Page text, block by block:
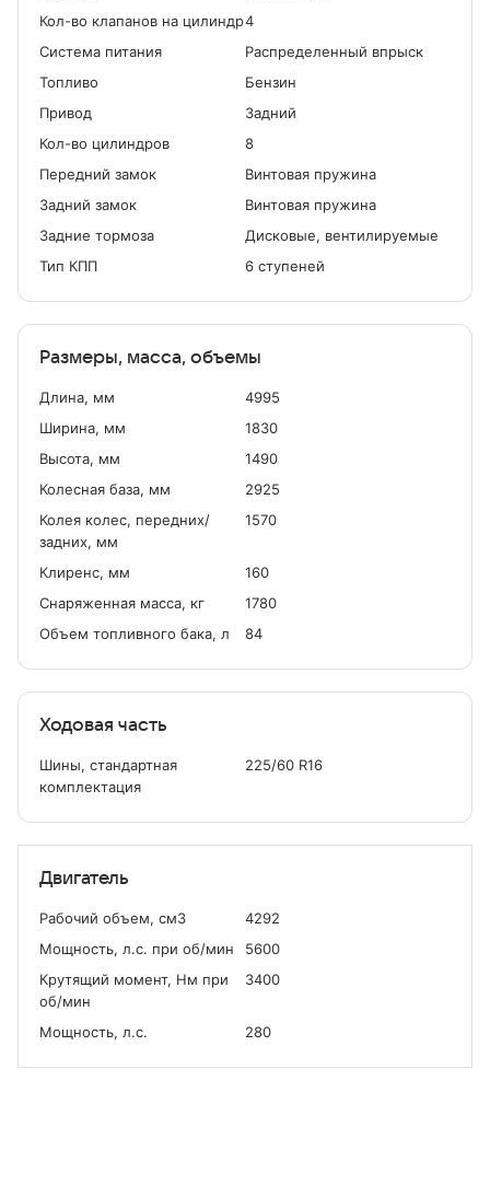
Кол-во клапанов на цилиндр4
Система питания
Распределенный впрыск
Топливо
Бензин
Привод
Задний
Кол-во цилиндров
8
Передний замок
Винтовая пружина
Задний замок
Винтовая пружина
Задние тормоза
Дисковые, вентилируемые
Тип КПП
6 ступеней
Размеры, масса, объемы
Длина, мм
4995
Ширина, мм
1830
Высота, мм
1490
Колесная база, мм
2925
Колея колес, передних/
задних, мм
1570
Клиренс, мм
160
Снаряженная масса, кг
1780
Объем топливного бака, л
84
Ходовая часть
Шины, стандартная
комплектация
225/60 R16
Двигатель
Рабочий объем, см3
4292
Мощность, л.с. при об/мин
5600
Крутящий момент, Нм при
об/мин
3400
Мощность, л.с. 280